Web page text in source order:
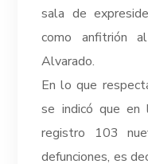
sala de
como anfitrión
Alvarado.
En lo que
se indicó que en
registro 103
defunciones, es